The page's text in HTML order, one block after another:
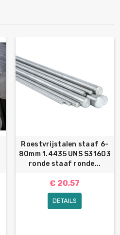
Roestvrijstalen staaf 6-
80mm 1.4435 UNS S31603
ronde staaf ronde...
€ 20,57
DETAILS